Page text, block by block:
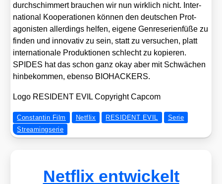
durch­schim­mert brau­chen wir nun wirk­lich nicht. Inter­
na­tio­nal Koope­ra­tio­nen kön­nen den deut­schen Prot­
ago­nis­ten aller­dings hel­fen, eige­ne Gen­re­se­ri­en­fü­ße zu
fin­den und inno­va­tiv zu sein, statt zu ver­su­chen, platt
inter­na­tio­na­le Pro­duk­tio­nen schlecht zu kopie­ren.
SPIDES hat das schon ganz okay aber mit Schwä­chen
hin­be­kom­men, eben­so BIOHACKERS.
Logo RESIDENT EVIL Copy­right Cap­com
Constantin Film Netflix RESIDENT EVIL
Serie
Streamingserie
Netflix entwickelt